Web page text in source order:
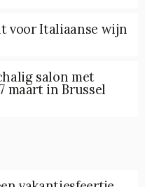
voor Italiaanse wijn
salon met
maart in Brussel